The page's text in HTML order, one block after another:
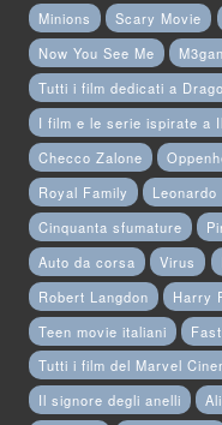
Minions Scary Movie
Now You See Me
M3gan
Tutti i film dedicati a
I film e le serie ispirate a
Checco Zalone
Royal Family
Leonardo
Cinquanta sfumature
Auto da corsa
Virus
Robert Langdon
Harry
Teen movie italiani
Tutti i film del Marvel
Il signore degli anelli